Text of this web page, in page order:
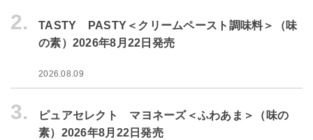
2.
TASTY PASTY＜クリームペースト調味料＞（味
の素）2026年8月22日発売
2026.08.09
3.
ピュアセレクト マヨネーズ＜ふわあま＞（味の
素）2026年8月22日発売